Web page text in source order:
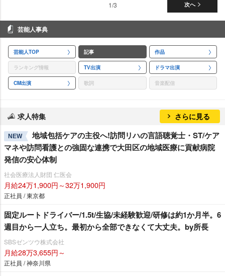
次へ
1/3
芸能人事典
芸能人TOP 記事 作品
ランキング情報 TV出演 ドラマ出演
CM出演 歌詞 音楽配信
求人特集 さらに見る
NEW
地域包括ケアの主役へ!訪問リハの言語聴覚士・ST/ケア
マネや訪問看護との強固な連携で大田区の地域医療に貢献病院
発信の安心体制
社会医療法人財団 仁医会
月給24万1,900円～32万1,900円
正社員 / 東京都
固定ルートドライバー/1.5t/生協/未経験歓迎/研修は約1か月半。6
週目から一人立ち。最初から全部できなくて大丈夫。by所長
SBSゼンツウ株式会社
月給28万3,655円～
正社員 / 神奈川県